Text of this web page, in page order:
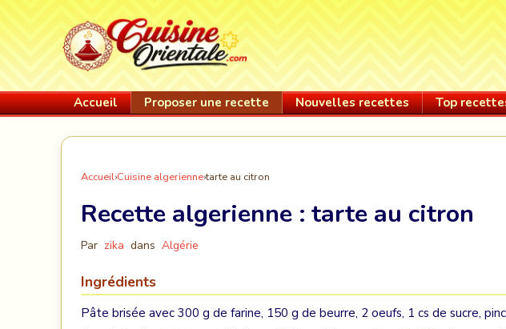
Accueil Proposer une recette Nouvelles recettes Top
Accueil›Cuisine algerienne›tarte au citron
Recette algerienne : tarte au citron
Par zika dans Algérie
Ingrédients
Pâte brisée avec 300 g de farine, 150 g de beurre, 2 oeufs, 1 cs de sucre,